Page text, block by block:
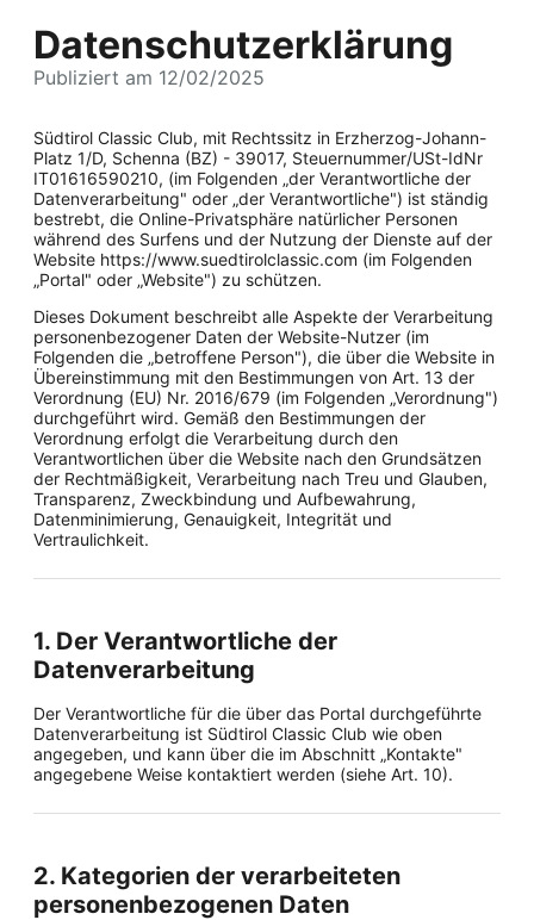
Datenschutzerklärung
Publiziert am 12/02/2025
Südtirol Classic Club, mit Rechtssitz in Erzherzog-Johann-
Platz 1/D, Schenna (BZ) - 39017, Steuernummer/USt-IdNr
IT01616590210, (im Folgenden „der Verantwortliche der
Datenverarbeitung" oder „der Verantwortliche") ist ständig
bestrebt, die Online-Privatsphäre natürlicher Personen
während des Surfens und der Nutzung der Dienste auf der
Website https://www.suedtirolclassic.com (im Folgenden
„Portal" oder „Website") zu schützen.
Dieses Dokument beschreibt alle Aspekte der Verarbeitung
personenbezogener Daten der Website-Nutzer (im
Folgenden die „betroffene Person"), die über die Website in
Übereinstimmung mit den Bestimmungen von Art. 13 der
Verordnung (EU) Nr. 2016/679 (im Folgenden „Verordnung")
durchgeführt wird. Gemäß den Bestimmungen der
Verordnung erfolgt die Verarbeitung durch den
Verantwortlichen über die Website nach den Grundsätzen
der Rechtmäßigkeit, Verarbeitung nach Treu und Glauben,
Transparenz, Zweckbindung und Aufbewahrung,
Datenminimierung, Genauigkeit, Integrität und
Vertraulichkeit.
1. Der Verantwortliche der
Datenverarbeitung
Der Verantwortliche für die über das Portal durchgeführte
Datenverarbeitung ist Südtirol Classic Club wie oben
angegeben, und kann über die im Abschnitt „Kontakte"
angegebene Weise kontaktiert werden (siehe Art. 10).
2. Kategorien der verarbeiteten
personenbezogenen Daten